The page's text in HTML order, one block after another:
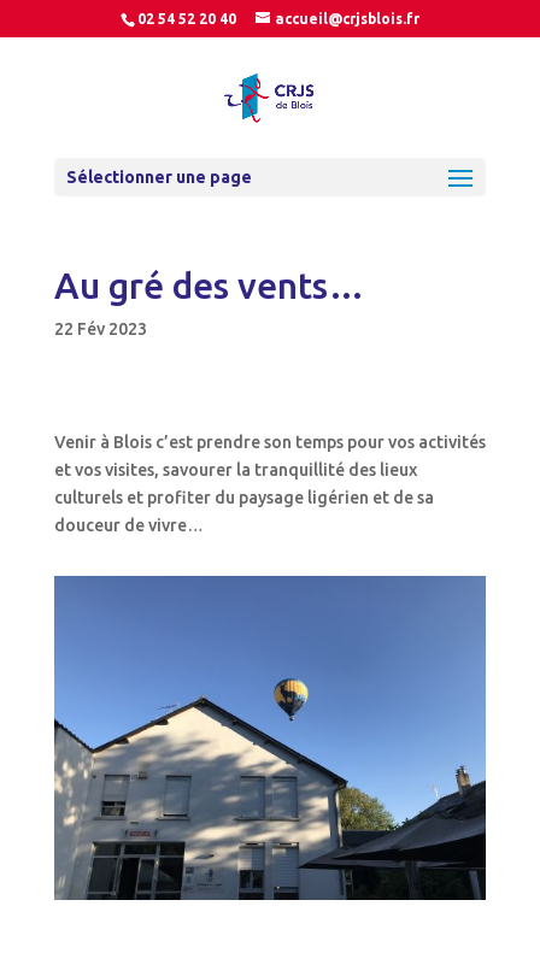
02 54 52 20 40 accueil@crjsblois.fr
Sélectionner une page
Au gré des vents…
22 Fév 2023
Venir à Blois c’est prendre son temps pour vos activités
et vos visites, savourer la tranquillité des lieux
culturels et profiter du paysage ligérien et de sa
douceur de vivre…